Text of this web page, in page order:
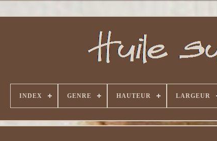
INDEX GENRE HAUTEUR LARGEUR